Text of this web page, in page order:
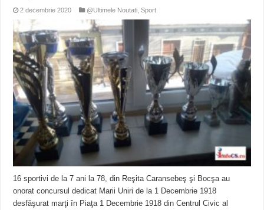
2 decembrie 2020 @Ultimele Noutati ,Sport
16 sportivi de la 7 ani la 78, din Reşita Caransebeş şi Bocşa au
onorat concursul dedicat Marii Uniri de la 1 Decembrie 1918
desfăşurat marţi în Piaţa 1 Decembrie 1918 din Centrul Civic al